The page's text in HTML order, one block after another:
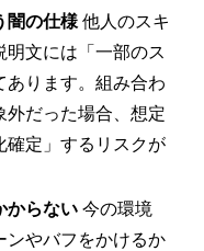
闇の仕様 他人のスキ
明文には「一部のス
あります。組み合わ
外だった場合、想定
確定」するリスクが
からない 今の環境
ンやバフをかけるか